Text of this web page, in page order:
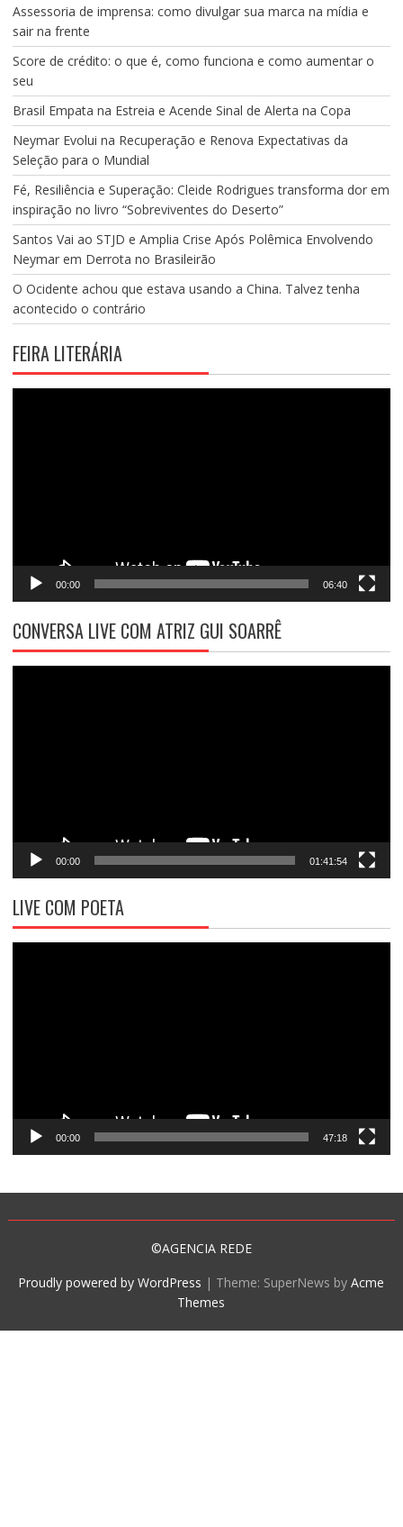
Assessoria de imprensa: como divulgar sua marca na mídia e
sair na frente
Score de crédito: o que é, como funciona e como aumentar o
seu
Brasil Empata na Estreia e Acende Sinal de Alerta na Copa
Neymar Evolui na Recuperação e Renova Expectativas da
Seleção para o Mundial
Fé, Resiliência e Superação: Cleide Rodrigues transforma dor em
inspiração no livro “Sobreviventes do Deserto”
Santos Vai ao STJD e Amplia Crise Após Polêmica Envolvendo
Neymar em Derrota no Brasileirão
O Ocidente achou que estava usando a China. Talvez tenha
acontecido o contrário
FEIRA LITERÁRIA
00:00 06:40
CONVERSA LIVE COM ATRIZ GUI SOARRÊ
00:00 01:41:54
LIVE COM POETA
00:00 47:18
©AGENCIA REDE
Proudly powered by WordPress | Theme: SuperNews byAcme
Themes